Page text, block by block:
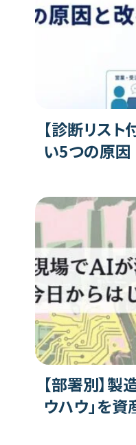
【診断リス
い5つの原
【部署別】
ウハウ」を